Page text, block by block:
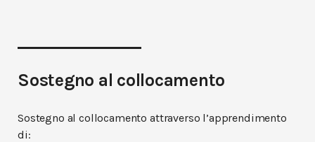
Sostegno al collocamento
Sostegno al collocamento attraverso l’apprendimento
di: